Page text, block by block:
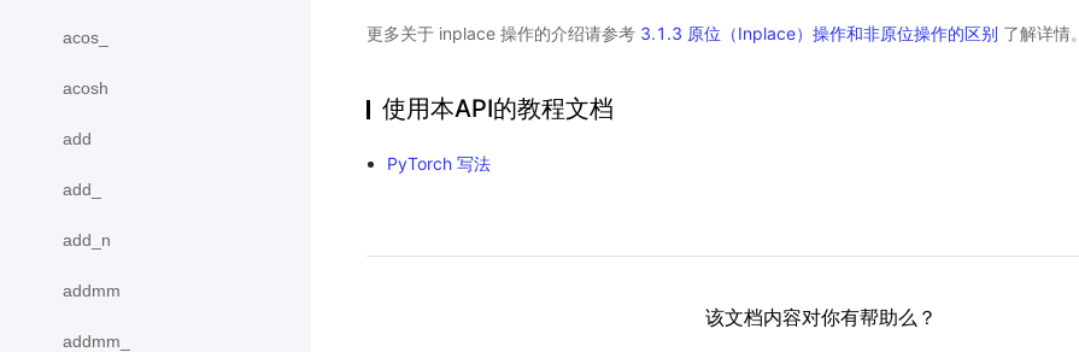
acos_
acosh
add
add_
add_n
addmm
addmm_
更多关于 inplace 操作的介绍请参考 3.1.3 原位（Inplace）操作和非原位操作的区别 了解详情。
使用本API的教程文档
PyTorch 写法
该文档内容对你有帮助么？